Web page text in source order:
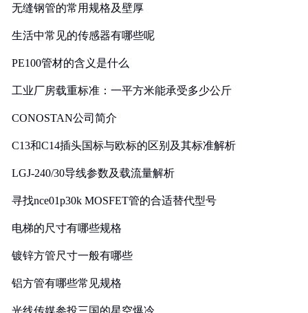
无缝钢管的常用规格及壁厚
生活中常见的传感器有哪些呢
PE100管材的含义是什么
工业厂房载重标准：一平方米能承受多少公斤
CONOSTAN公司简介
C13和C14插头国标与欧标的区别及其标准解析
LGJ-240/30导线参数及载流量解析
寻找nce01p30k MOSFET管的合适替代型号
电梯的尺寸有哪些规格
镀锌方管尺寸一般有哪些
铝方管有哪些常见规格
光线传媒参投三国的星空爆冷